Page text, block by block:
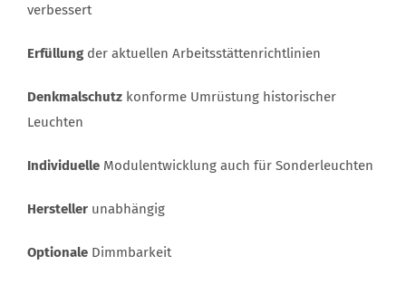
verbessert
Erfüllungder aktuellen Arbeitsstättenrichtlinien
Denkmalschutzkonforme Umrüstung historischer
Leuchten
IndividuelleModulentwicklung auch für Sonderleuchten
Herstellerunabhängig
OptionaleDimmbarkeit